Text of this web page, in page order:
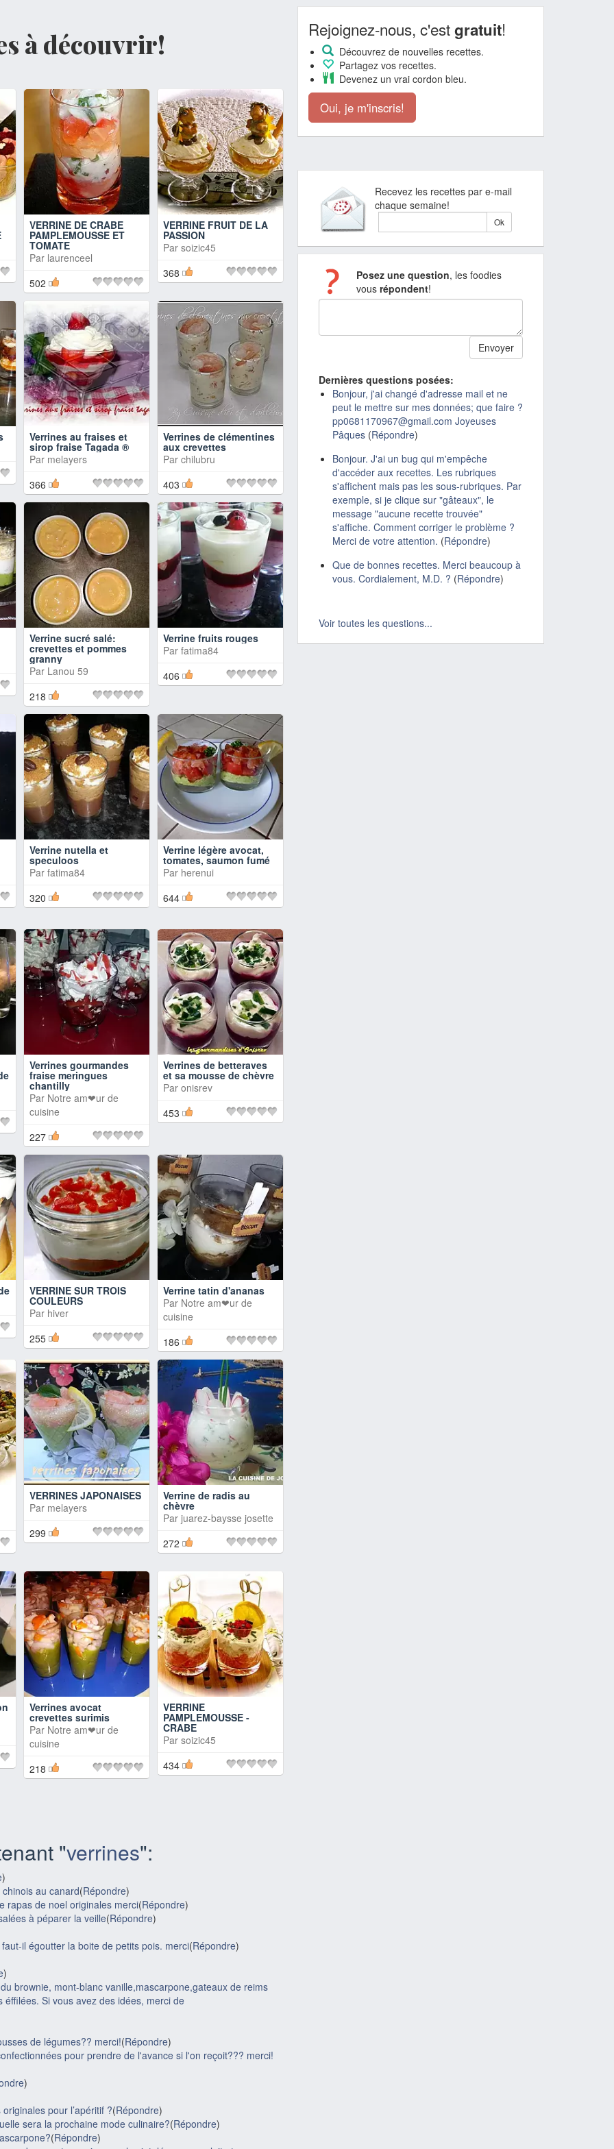
à découvrir!
VERRINE DE CRABE
PAMPLEMOUSSE ET
TOMATE
Par laurenceel
502
VERRINE FRUIT DE LA
PASSION
Par soizic45
368
Verrines au fraises et
sirop fraise Tagada ®
Par melayers
366
Verrines de clémentines
aux crevettes
Par chilubru
403
Verrine sucré salé:
crevettes et pommes
granny
Par Lanou 59
218
Verrine fruits rouges
Par fatima84
406
Verrine nutella et
speculoos
Par fatima84
320
Verrine légère avocat,
tomates, saumon fumé
Par herenui
644
Verrines gourmandes
fraise meringues
chantilly
Par Notre am❤ur de
cuisine
227
Verrines de betteraves
et sa mousse de chèvre
Par onisrev
453
VERRINE SUR TROIS
COULEURS
Par hiver
255
Verrine tatin d'ananas
Par Notre am❤ur de
cuisine
186
VERRINES JAPONAISES
Par melayers
299
Verrine de radis au
chèvre
Par juarez-baysse josette
272
Verrines avocat
crevettes surimis
Par Notre am❤ur de
cuisine
218
VERRINE
PAMPLEMOUSSE -
CRABE
Par soizic45
434
"verrines":
)
au canard(Répondre)
rapas de noel originales merci(Répondre)
à péparer la veille(Répondre)
il égoutter la boite de petits pois. merci(Répondre)
)
brownie, mont-blanc vanille,mascarpone,gateaux de reims
Si vous avez des idées, merci de
de légumes?? merci!(Répondre)
pour prendre de l'avance si l'on reçoit??? merci!
)
pour l’apéritif ?(Répondre)
sera la prochaine mode culinaire?(Répondre)
(Répondre)
Rejoignez-nous, c'estgratuit!
Découvrez de nouvelles recettes.
Partagez vos recettes.
Devenez un vrai cordon bleu.
Oui, je m'inscris!
Recevez les recettes par e-mail
chaque semaine!
Posez une question, les foodies
vous répondent!
Dernières questions posées:
Bonjour, j'ai changé d'adresse mail et ne
peut le mettre sur mes données; que faire ?
pp0681170967@gmail.com Joyeuses
Pâques (Répondre)
Bonjour. J'ai un bug qui m'empêche
d'accéder aux recettes. Les rubriques
s'affichent mais pas les sous-rubriques. Par
exemple, si je clique sur "gâteaux", le
message "aucune recette trouvée"
s'affiche. Comment corriger le problème ?
Merci de votre attention. (Répondre)
Que de bonnes recettes. Merci beaucoup à
vous. Cordialement, M.D. ? (Répondre)
Voir toutes les questions...